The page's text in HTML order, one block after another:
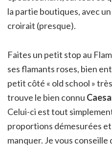
la partie boutiques, avec
croirait (presque).
Faites un petit stop au
ses flamants roses, bien
petit côté « old school »
trouve le bien connu
Celui-ci est tout
proportions démesurées et
manquer. Je vous